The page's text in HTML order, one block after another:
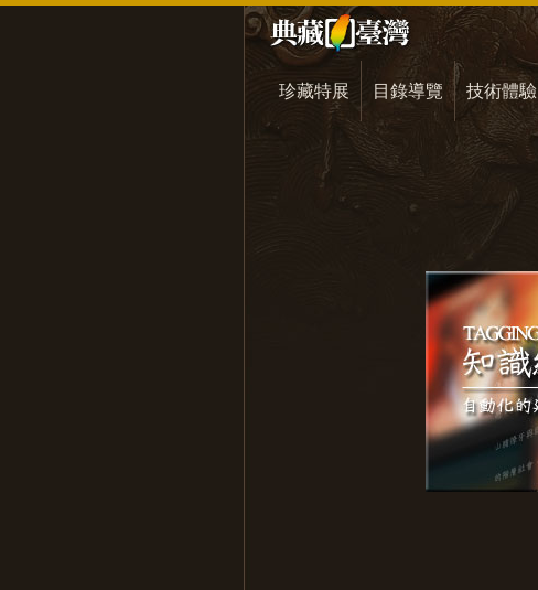
珍藏特展 目錄導覽 技術體驗